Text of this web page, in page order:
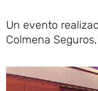
Un evento
Colmena